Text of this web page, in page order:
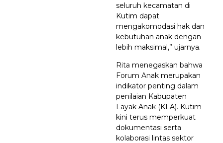
seluruh kecamatan di
Kutim dapat
mengakomodasi hak dan
kebutuhan anak dengan
lebih maksimal,” ujarnya.
Rita menegaskan bahwa
Forum Anak merupakan
indikator penting dalam
penilaian Kabupaten
Layak Anak (KLA). Kutim
kini terus memperkuat
dokumentasi serta
kolaborasi lintas sektor